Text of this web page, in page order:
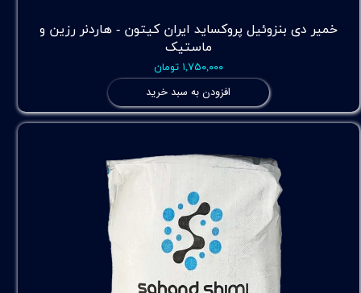
خمیر دی بنزوئیل پروکساید ایران کیتون - هاردنر رزین و
ماستیک
۱,۷۵۰,۰۰۰ تومان
افزودن به سبد خرید